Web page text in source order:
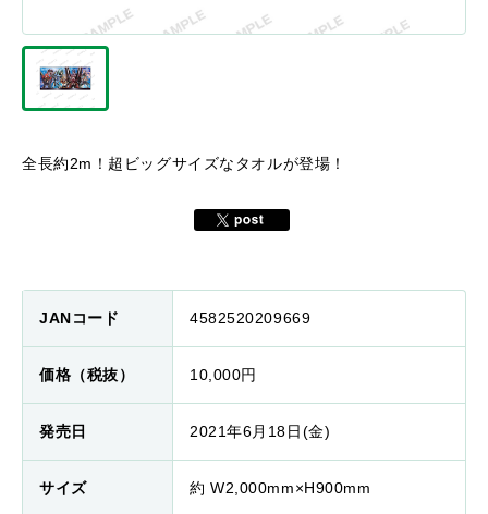
全長約2m！超ビッグサイズなタオルが登場！
JANコード 4582520209669
価格（税抜） 10,000円
発売日 2021年6月18日(金)
サイズ 約 W2,000mm×H900mm